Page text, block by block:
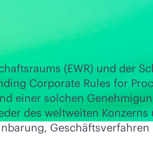
(EWR) und der
Corporate Rules for
einer solchen
des weltweiten